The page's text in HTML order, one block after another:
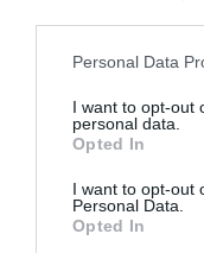
Personal Data
I want to opt-out
personal data.
Opted In
I want to opt-out
Personal Data.
Opted In
Otra de las
eficiencia coste-
Pressupostari
farmacoeconómicas
terapéuticos.
Por último, se ha